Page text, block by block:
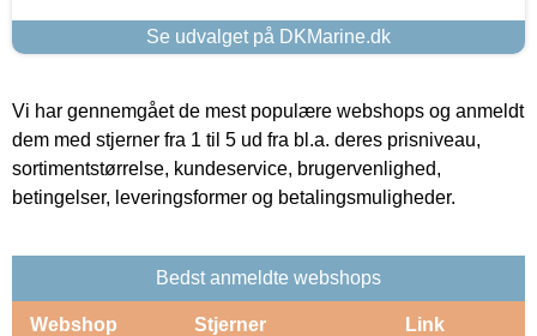
Se udvalget på DKMarine.dk
Vi har gennemgået de mest populære webshops og anmeldt
dem med stjerner fra 1 til 5 ud fra bl.a. deres prisniveau,
sortimentstørrelse, kundeservice, brugervenlighed,
betingelser, leveringsformer og betalingsmuligheder.
Bedst anmeldte webshops
Webshop Stjerner Link